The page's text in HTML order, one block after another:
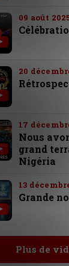
09 août
20
17
Nous
grand
Nigéria
13
Grande
Plus de